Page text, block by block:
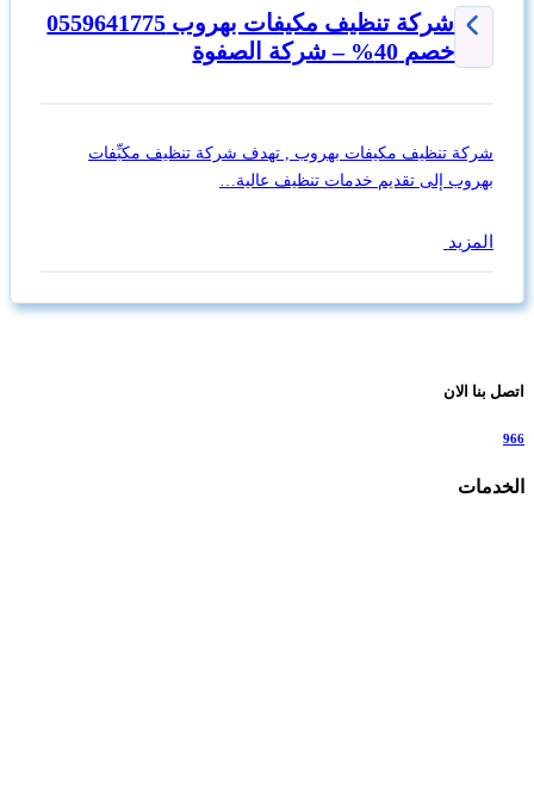
شركة تنظيف مكيفات بهروب 0559641775
خصم 40% – شركة الصفوة
شركة تنظيف مكيفات بهروب , تهدف شركة تنظيف مكبِّفات
بهروب إلى تقديم خدمات تنظيف عالية…
المزيد
اتصل بنا الان
966
الخدمات